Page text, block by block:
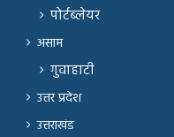
पोर्टब्लेयर
असाम
गुवाहाटी
उत्तर प्रदेश
उत्तराखंड